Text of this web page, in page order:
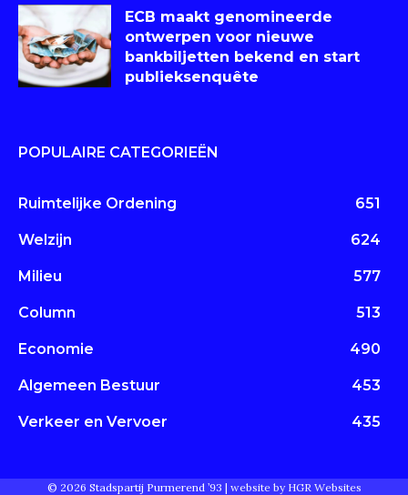
ECB maakt genomineerde
ontwerpen voor nieuwe
bankbiljetten bekend en start
publieksenquête
POPULAIRE CATEGORIEËN
Ruimtelijke Ordening 651
Welzijn 624
Milieu 577
Column 513
Economie 490
Algemeen Bestuur 453
Verkeer en Vervoer 435
© 2026 Stadspartij Purmerend ’93 | website by HGR Websites